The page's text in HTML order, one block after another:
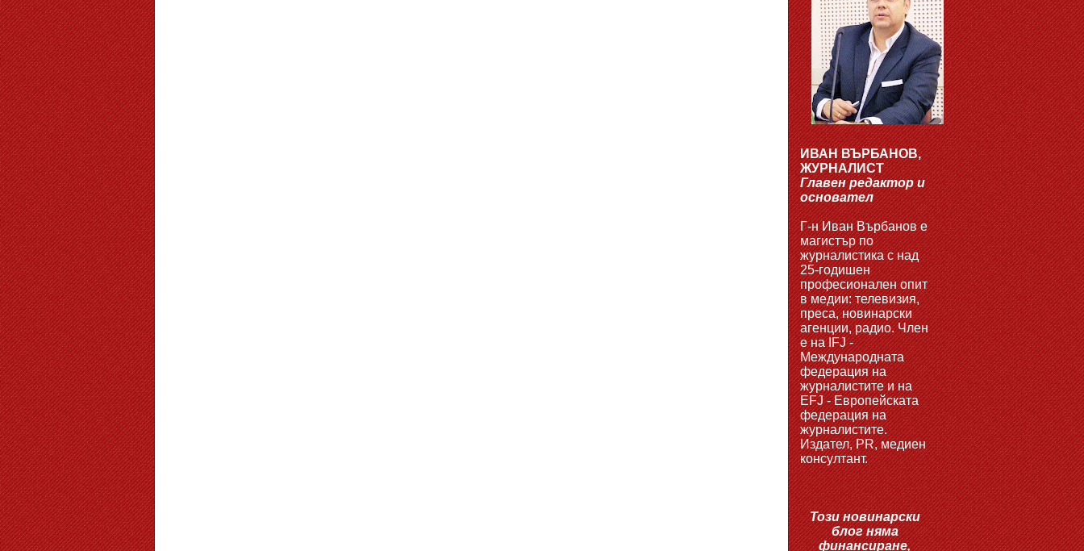
ИВАН ВЪРБАНОВ,
ЖУРНАЛИСТ
Главен редактор и
основател
Г-н Иван Върбанов е
магистър по
журналистика с над
25-годишен
професионален опит
в медии: телевизия,
преса, новинарски
агенции, радио. Член
е на IFJ -
Международната
федерация на
журналистите и на
EFJ - Европейската
федерация на
журналистите.
Издател, PR, медиен
консултант.
Този новинарски
блог няма
финансиране,